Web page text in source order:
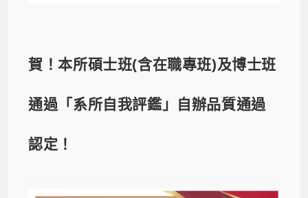
賀！本所碩士班(含在職專班)及博士班
通過「系所自我評鑑」自辦品質通過
認定！